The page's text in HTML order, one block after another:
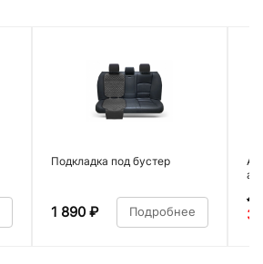
Подкладка под бустер
1 890 ₽ Подробнее
4
3